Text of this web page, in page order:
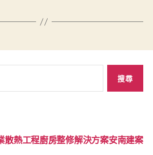
散熱工程廚房整修解決方案安南建案